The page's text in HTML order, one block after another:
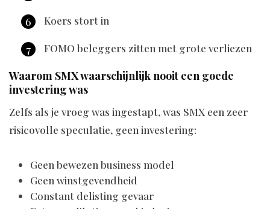
Koers stort in
FOMO beleggers zitten met grote verliezen
Waarom SMX waarschijnlijk nooit een goede
investering was
Zelfs als je vroeg was ingestapt, was SMX een zeer
risicovolle speculatie, geen investering:
Geen bewezen business model
Geen winstgevendheid
Constant delisting gevaar